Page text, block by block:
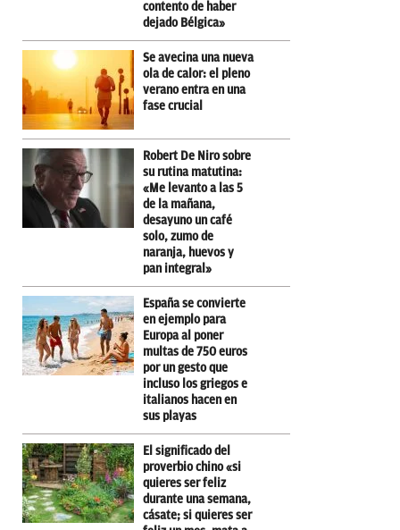
contento de haber
dejado Bélgica»
Se avecina una nueva
ola de calor: el pleno
verano entra en una
fase crucial
Robert De Niro sobre
su rutina matutina:
«Me levanto a las 5
de la mañana,
desayuno un café
solo, zumo de
naranja, huevos y
pan integral»
España se convierte
en ejemplo para
Europa al poner
multas de 750 euros
por un gesto que
incluso los griegos e
italianos hacen en
sus playas
El significado del
proverbio chino «si
quieres ser feliz
durante una semana,
cásate; si quieres ser